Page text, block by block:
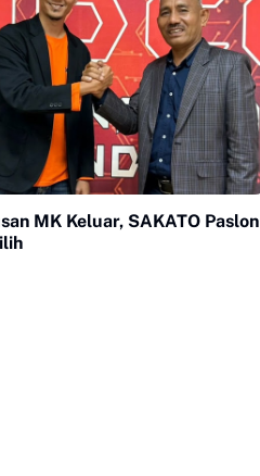
MK Keluar, SAKATO Paslon